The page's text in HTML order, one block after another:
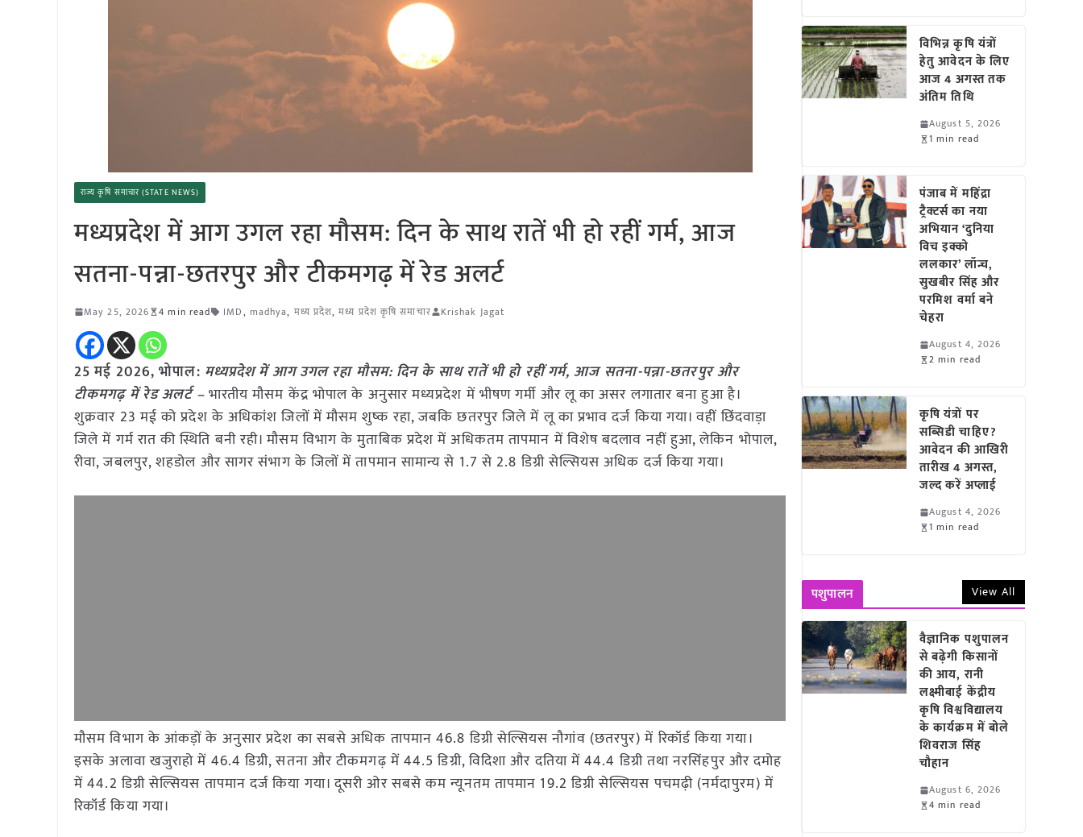
राज्य कृषि समाचार (STATE NEWS)
मध्यप्रदेश में आग उगल रहा मौसम: दिन के साथ रातें भी हो रहीं गर्म, आज
सतना-पन्ना-छतरपुर और टीकमगढ़ में रेड अलर्ट
May 25, 2026 4 min read IMD, madhya, मध्य प्रदेश,मध्य प्रदेश कृषि समाचार Krishak Jagat
25 मई 2026, भोपाल: मध्यप्रदेश में आग उगल रहा मौसम: दिन के साथ रातें भी हो रहीं गर्म, आज सतना-पन्ना-छतरपुर और
टीकमगढ़ में रेड अलर्ट –भारतीय मौसम केंद्र भोपाल के अनुसार मध्यप्रदेश में भीषण गर्मी और लू का असर लगातार बना हुआ है।
शुक्रवार 23 मई को प्रदेश के अधिकांश जिलों में मौसम शुष्क रहा, जबकि छतरपुर जिले में लू का प्रभाव दर्ज किया गया। वहीं छिंदवाड़ा
जिले में गर्म रात की स्थिति बनी रही। मौसम विभाग के मुताबिक प्रदेश में अधिकतम तापमान में विशेष बदलाव नहीं हुआ, लेकिन भोपाल,
रीवा, जबलपुर, शहडोल और सागर संभाग के जिलों में तापमान सामान्य से 1.7 से 2.8 डिग्री सेल्सियस अधिक दर्ज किया गया।
मौसम विभाग के आंकड़ों के अनुसार प्रदेश का सबसे अधिक तापमान 46.8 डिग्री सेल्सियस नौगांव (छतरपुर) में रिकॉर्ड किया गया।
इसके अलावा खजुराहो में 46.4 डिग्री, सतना और टीकमगढ़ में 44.5 डिग्री, विदिशा और दतिया में 44.4 डिग्री तथा नरसिंहपुर और दमोह
में 44.2 डिग्री सेल्सियस तापमान दर्ज किया गया। दूसरी ओर सबसे कम न्यूनतम तापमान 19.2 डिग्री सेल्सियस पचमढ़ी (नर्मदापुरम) में
रिकॉर्ड किया गया।
विभिन्न कृषि यंत्रों
हेतु आवेदन के लिए
आज 4 अगस्त तक
अंतिम तिथि
August 5, 2026
1 min read
पंजाब में महिंद्रा
ट्रैक्टर्स का नया
अभियान ‘दुनिया
विच इक्को
ललकार’ लॉन्च,
सुखबीर सिंह और
परमिश वर्मा बने
चेहरा
August 4, 2026
2 min read
कृषि यंत्रों पर
सब्सिडी चाहिए?
आवेदन की आखिरी
तारीख 4 अगस्त,
जल्द करें अप्लाई
August 4, 2026
1 min read
पशुपालन View All
वैज्ञानिक पशुपालन
से बढ़ेगी किसानों
की आय, रानी
लक्ष्मीबाई केंद्रीय
कृषि विश्वविद्यालय
के कार्यक्रम में बोले
शिवराज सिंह
चौहान
August 6, 2026
4 min read